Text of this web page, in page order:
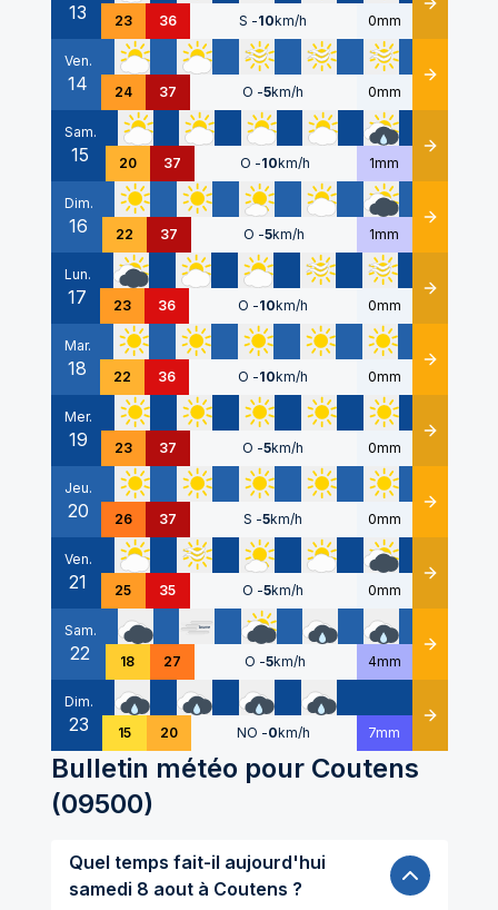
13 23 36 S -10km/h 0mm Détails
Ven.
14 24 37 O -5km/h 0mm Détails
Sam.
15 20 37 O -10km/h 1mm Détails
Dim.
16 22 37 O -5km/h 1mm Détails
Lun.
17 23 36 O -10km/h 0mm Détails
Mar.
18 22 36 O -10km/h 0mm Détails
Mer.
19 23 37 O -5km/h 0mm Détails
Jeu.
20 26 37 S -5km/h 0mm Détails
Ven.
21 25 35 O -5km/h 0mm Détails
Sam.
22 18 27 O -5km/h 4mm Détails
Dim.
23 15 20 NO -0km/h 7mm Détails
Bulletin météo pour Coutens
(09500)
Quel temps fait-il aujourd'hui
samedi 8 aout à Coutens ?